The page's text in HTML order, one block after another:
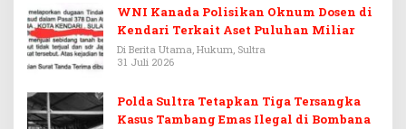
WNI Kanada Polisikan Oknum Dosen di
Kendari Terkait Aset Puluhan Miliar
Di Berita Utama, Hukum, Sultra
31 Juli 2026
Polda Sultra Tetapkan Tiga Tersangka
Kasus Tambang Emas Ilegal di Bombana